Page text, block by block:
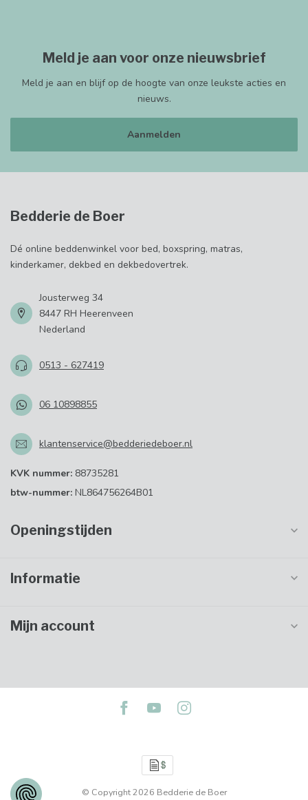
Meld je aan voor onze nieuwsbrief
Meld je aan en blijf op de hoogte van onze leukste acties en
nieuws.
Aanmelden
Bedderie de Boer
Dé online beddenwinkel voor bed, boxspring, matras,
kinderkamer, dekbed en dekbedovertrek.
Jousterweg 34
8447 RH Heerenveen
Nederland
0513 - 627419
06 10898855
klantenservice@bedderiedeboer.nl
KVK nummer: 88735281
btw-nummer: NL864756264B01
Openingstijden
Informatie
Mijn account
© Copyright 2026 Bedderie de Boer